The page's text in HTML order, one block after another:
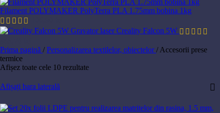
Filament POLYMAKER PolyTerra PLA 1.75mm bobina 1kg
Gravator laser Creality Falcon 5W
Prima pagină / Personalizarea textilelor, obiectelor/ Accesorii prese
termice
Afișez toate cele 10 rezultate
Afișați bara laterală